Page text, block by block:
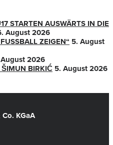
STARTEN AUSWÄRTS IN DIE
August 2026
ZEIGEN“
5. August
2026
ŠIMUN BIRKIĆ 5. August 2026
KGaA